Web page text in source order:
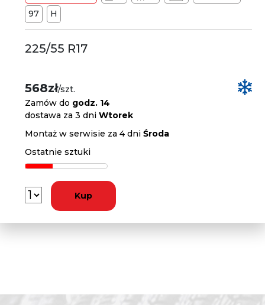
97
H
225/55 R17
568zł/szt.
Zamów do godz. 14
dostawa za 3 dniWtorek
Montaż w serwisie za 4 dniŚroda
Ostatnie sztuki
Kup